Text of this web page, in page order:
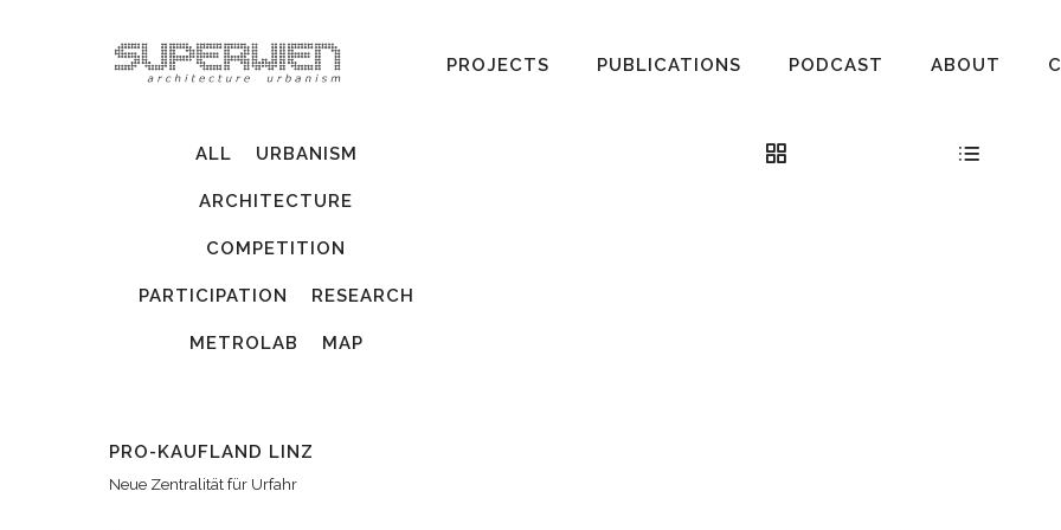
PROJECTS PUBLICATIONS PODCAST ABOUT
ALL URBANISM
ARCHITECTURE
COMPETITION
PARTICIPATION RESEARCH
METROLAB MAP
PRO-KAUFLAND LINZ
Neue Zentralität für Urfahr